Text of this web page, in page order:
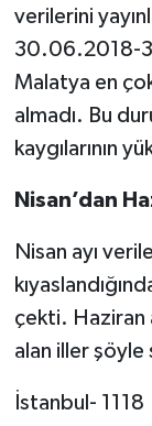
verilerini
30.06.2018-
Malatya en
almadı. Bu
kaygılarının
Nisan’dan
Nisan ayı
çekti. Haziran
alan iller şöyle
İstanbul- 1118